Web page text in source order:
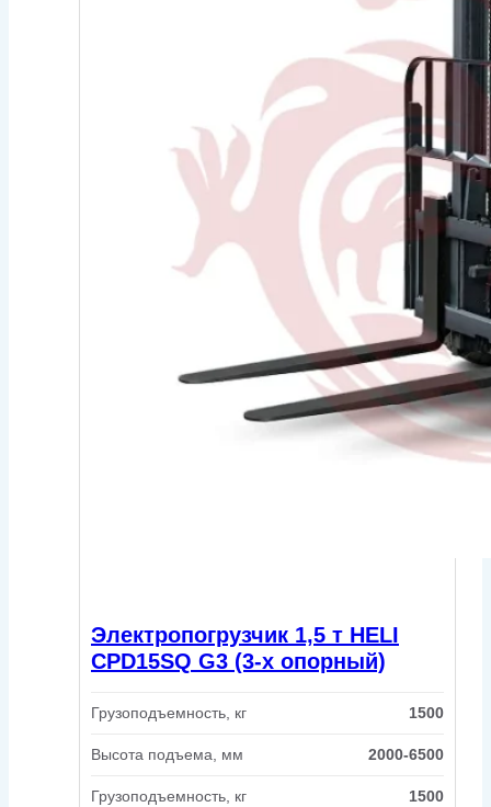
Электропогрузчик 1,5 т HELI
CPD15SQ G3 (3-х опорный)
Грузоподъемность, кг 1500
Высота подъема, мм 2000-6500
Грузоподъемность, кг 1500